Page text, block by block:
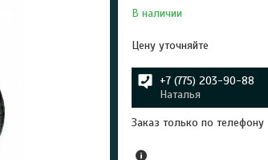
В наличии
Цену уточняйте
+7 (775) 203-90-88
Наталья
Заказ только по телефону